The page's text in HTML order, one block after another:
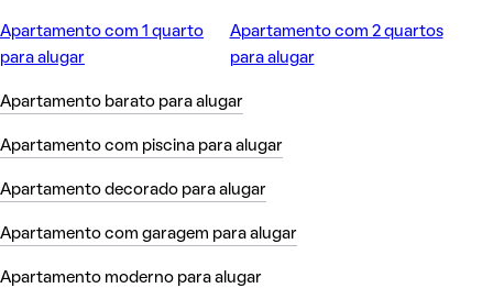
Apartamento com 1 quarto
para alugar
Apartamento com 2 quartos
para alugar
Apartamento barato para alugar
Apartamento com piscina para alugar
Apartamento decorado para alugar
Apartamento com garagem para alugar
Apartamento moderno para alugar